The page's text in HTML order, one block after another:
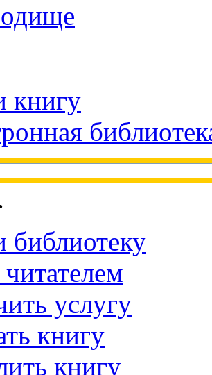
книгу
библиотеку
услугу
книгу
книгу